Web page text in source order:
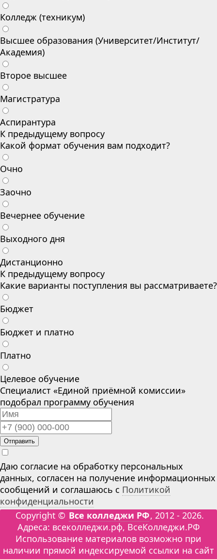
Колледж (техникум)
Высшее образования (Университет/Институт/
Академия)
Второе высшее
Магистратура
Аспирантура
К предыдущему вопросу
Какой формат обучения вам подходит?
Очно
Заочно
Вечернее обучение
Выходного дня
Дистанционно
К предыдущему вопросу
Какие варианты поступления вы рассматриваете?
Бюджет
Бюджет и платно
Платно
Целевое обучение
Специалист «Единой приёмной комиссии»
подобрал программу обучения
Отправить
Даю согласие на обработку персональных
данных, согласен на получение информационных
сообщений и соглашаюсь с Политикой
конфиденциальности
Copyright © Все колледжи РФ, 2012 - 2026.
Адреса: всеколледжи.рф, ВсеКолледжи.РФ
Использование материалов возможно при
наличии прямой индексируемой ссылки на сайт